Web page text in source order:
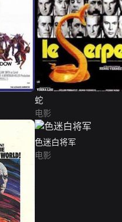
蛇
电影
色迷白将军
电影